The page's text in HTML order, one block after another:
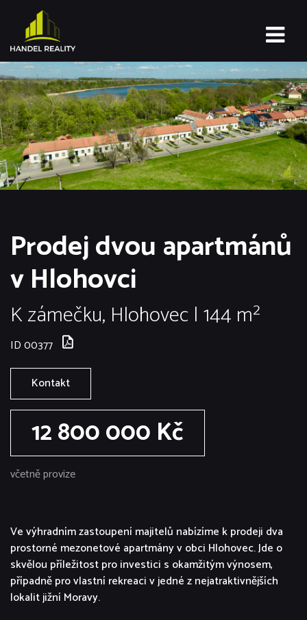
Prodej dvou apartmánů
v Hlohovci
K zámečku, Hlohovec | 144 m²
ID 00377
Kontakt
12 800 000 Kč
včetně provize
Ve výhradním zastoupení majitelů nabízíme k prodeji dva
prostorné mezonetové apartmány v obci Hlohovec. Jde o
skvělou příležitost pro investici s okamžitým výnosem,
případně pro vlastní rekreaci v jedné z nejatraktivnějších
lokalit jižní Moravy.